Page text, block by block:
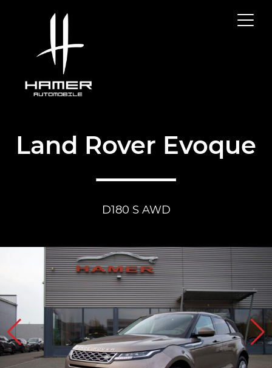
Land Rover Evoque
D180 S AWD